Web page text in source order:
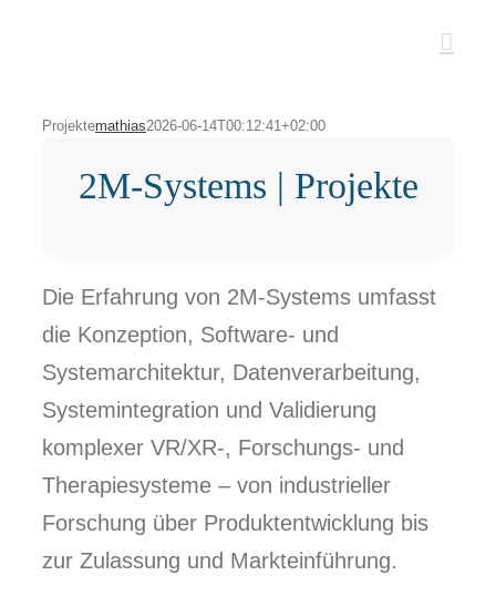
Projektemathias2026-06-14T00:12:41+02:00
2M-Systems | Projekte
Die Erfahrung von 2M-Systems umfasst
die Konzeption, Software- und
Systemarchitektur, Datenverarbeitung,
Systemintegration und Validierung
komplexer VR/XR-, Forschungs- und
Therapiesysteme – von industrieller
Forschung über Produktentwicklung bis
zur Zulassung und Markteinführung.